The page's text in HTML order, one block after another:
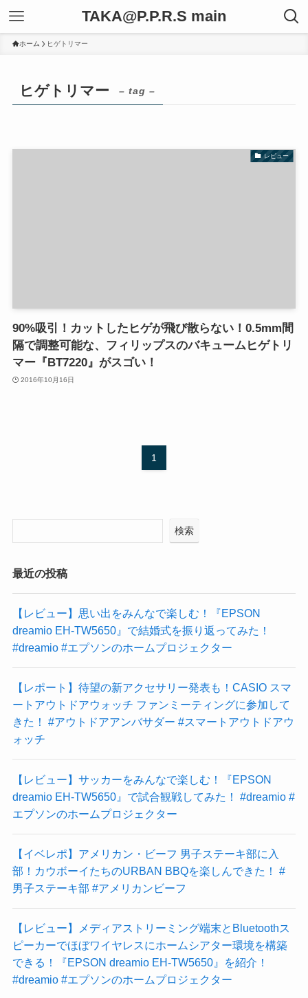
TAKA@P.P.R.S main
ホーム ヒゲトリマー
ヒゲトリマー – tag –
レビュー
90%吸引！カットしたヒゲが飛び散らない！0.5mm間
隔で調整可能な、フィリップスのバキュームヒゲトリ
マー『BT7220』がスゴい！
2016年10月16日
1
検索
最近の投稿
【レビュー】思い出をみんなで楽しむ！『EPSON
dreamio EH-TW5650』で結婚式を振り返ってみた！
#dreamio #エプソンのホームプロジェクター
【レポート】待望の新アクセサリー発表も！CASIO スマ
ートアウトドアウォッチ ファンミーティングに参加して
きた！ #アウトドアアンバサダー #スマートアウトドアウ
ォッチ
【レビュー】サッカーをみんなで楽しむ！『EPSON
dreamio EH-TW5650』で試合観戦してみた！ #dreamio #
エプソンのホームプロジェクター
【イベレポ】アメリカン・ビーフ 男子ステーキ部に入
部！カウボーイたちのURBAN BBQを楽しんできた！ #
男子ステーキ部 #アメリカンビーフ
【レビュー】メディアストリーミング端末とBluetoothス
ピーカーでほぼワイヤレスにホームシアター環境を構築
できる！『EPSON dreamio EH-TW5650』を紹介！
#dreamio #エプソンのホームプロジェクター